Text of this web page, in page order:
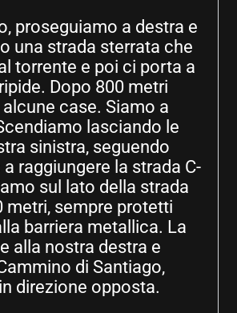
proseguiamo a destra e
una strada sterrata che
torrente e poi ci porta a
Dopo 800 metri
case. Siamo a
lasciando le
sinistra, seguendo
a raggiungere la strada C-
sul lato della strada
metri, sempre protetti
barriera metallica. La
alla nostra destra e
di Santiago,
direzione opposta.